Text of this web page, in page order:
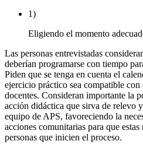
1)
Eligiendo el momento
Las personas entrevistadas
deberían programarse con tiempo
Piden que se tenga en cuenta el
ejercicio práctico sea compatible con
docentes. Consideran importante la
acción didáctica que sirva de relevo
equipo de APS, favoreciendo la
acciones comunitarias para que
personas que inicien el proceso.